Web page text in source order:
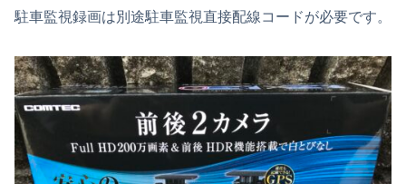
駐車監視録画は別途駐車監視直接配線コードが必要です。